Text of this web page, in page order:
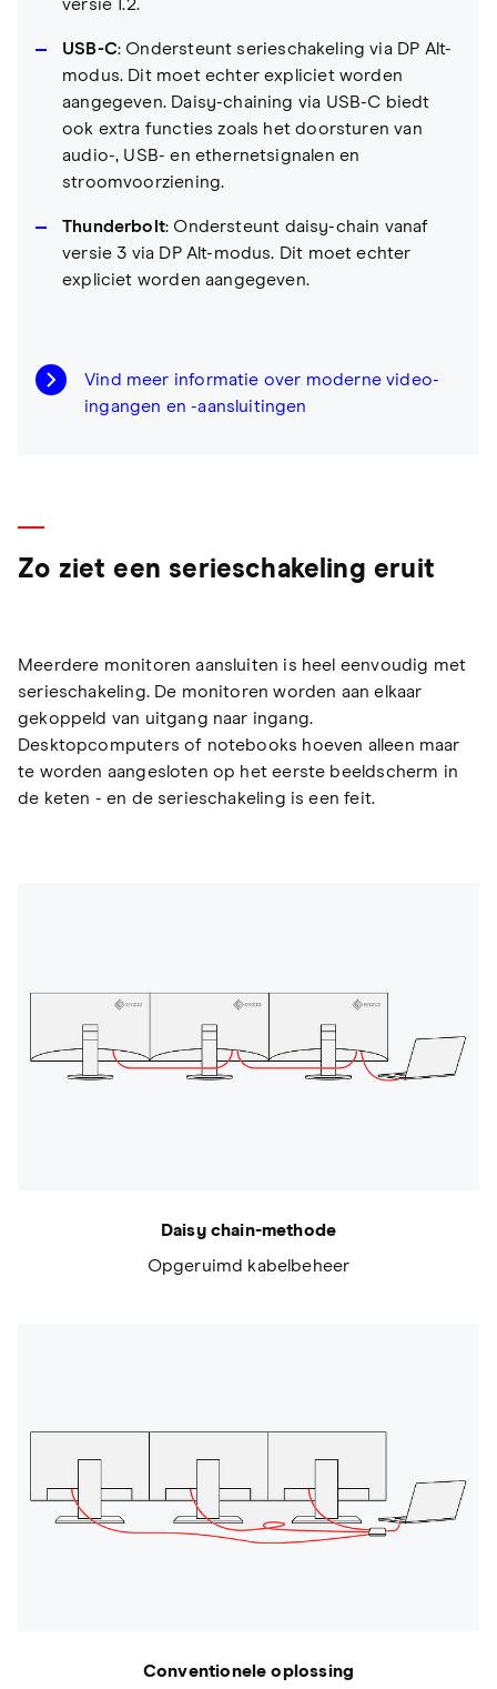
versie 1.2.
USB-C: Ondersteunt serieschakeling via DP Alt-
modus. Dit moet echter expliciet worden
aangegeven. Daisy-chaining via USB-C biedt
ook extra functies zoals het doorsturen van
audio-, USB- en ethernetsignalen en
stroomvoorziening.
Thunderbolt: Ondersteunt daisy-chain vanaf
versie 3 via DP Alt-modus. Dit moet echter
expliciet worden aangegeven.
Vind meer informatie over moderne video-
ingangen en -aansluitingen
Zo ziet een serieschakeling eruit
Meerdere monitoren aansluiten is heel eenvoudig met
serieschakeling. De monitoren worden aan elkaar
gekoppeld van uitgang naar ingang.
Desktopcomputers of notebooks hoeven alleen maar
te worden aangesloten op het eerste beeldscherm in
de keten - en de serieschakeling is een feit.
Daisy chain-methode
Opgeruimd kabelbeheer
Conventionele oplossing